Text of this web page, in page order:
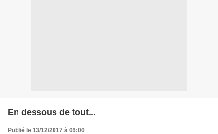
En dessous de tout...
Publié le 13/12/2017 à 06:00